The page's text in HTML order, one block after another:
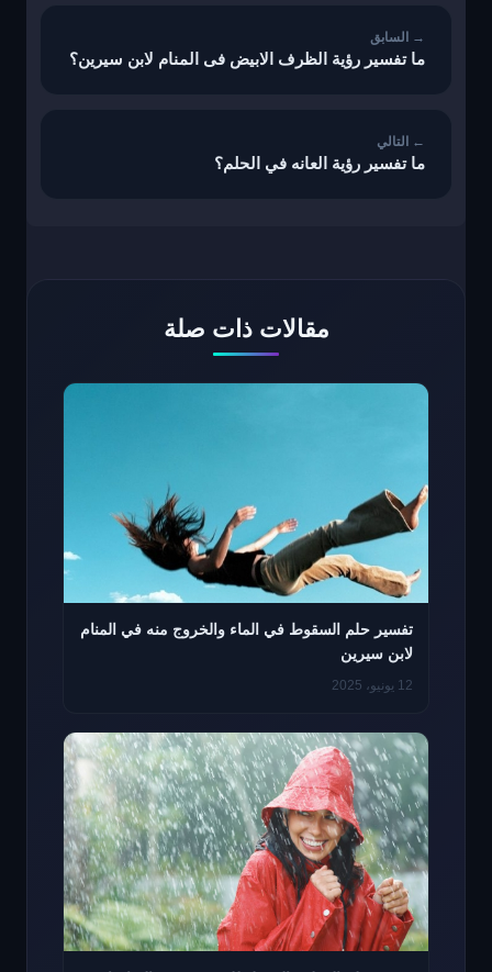
ما تفسير رؤية الظرف الابيض فى المنام لابن سيرين؟
ما تفسير رؤية العانه في الحلم؟
مقالات ذات صلة
تفسير حلم السقوط في الماء والخروج منه في المنام
لابن سيرين
12 يونيو، 2025